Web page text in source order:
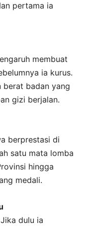
pertama ia
membuat
ia kurus.
berat badan yang
gizi berjalan.
berprestasi di
satu mata lomba
hingga
medali.
dulu ia